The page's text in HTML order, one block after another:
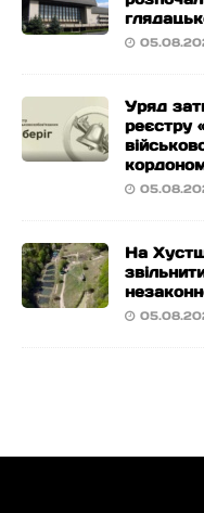
Уряд
реєстру
На